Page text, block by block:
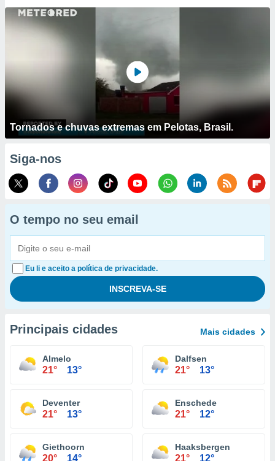
Tornados e chuvas extremas em Pelotas, Brasil.
Siga-nos
O tempo no seu email
Eu li e aceito a política de privacidade.
Principais cidades Mais cidades
Almelo
21° 13°
Dalfsen
21° 13°
Deventer
21° 13°
Enschede
21° 12°
Giethoorn
20° 14°
Haaksbergen
21° 12°